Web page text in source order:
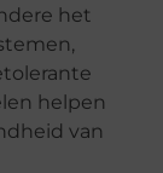
het
helpen
van